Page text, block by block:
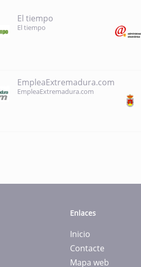
El tiempo
El tiempo
EmpleaExtremadura.com
EmpleaExtremadura.com
Enlaces
Inicio
Contacte
Mapa web